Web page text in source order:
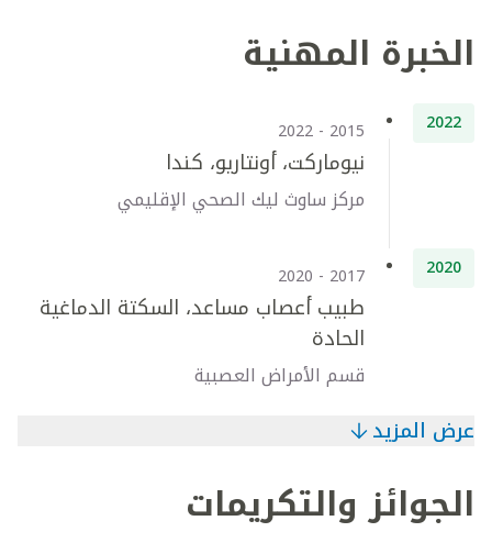
الخبرة المهنية
2022
2015 - 2022
نيوماركت، أونتاريو، كندا
مركز ساوث ليك الصحي الإقليمي
2020
2017 - 2020
طبيب أعصاب مساعد، السكتة الدماغية
الحادة
قسم الأمراض العصبية
عرض المزيد
الجوائز والتكريمات